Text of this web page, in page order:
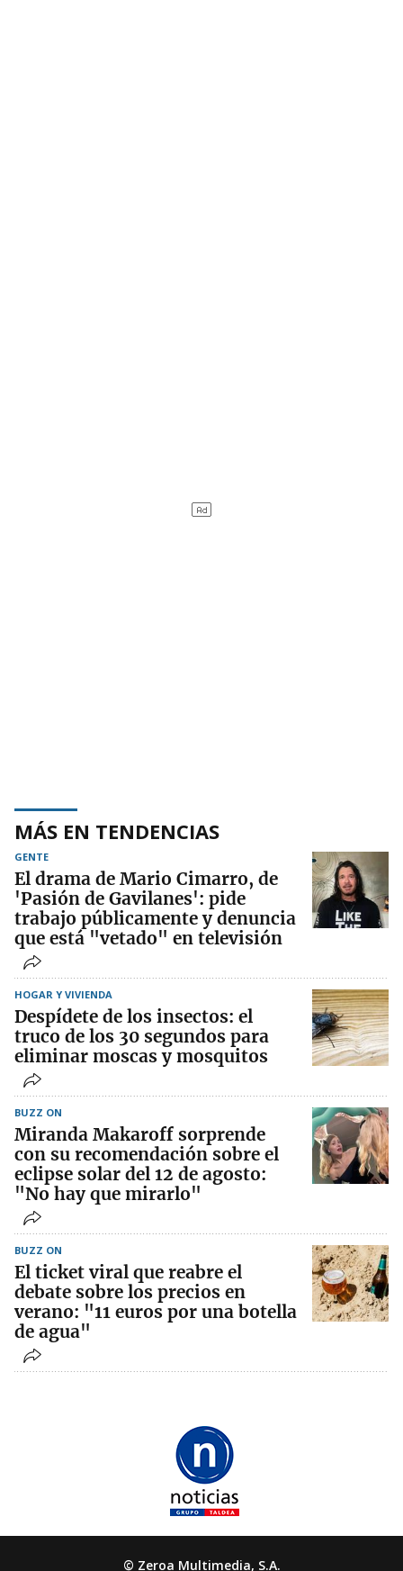
MÁS EN TENDENCIAS
GENTE
El drama de Mario Cimarro, de
'Pasión de Gavilanes': pide
trabajo públicamente y denuncia
que está "vetado" en televisión
HOGAR Y VIVIENDA
Despídete de los insectos: el
truco de los 30 segundos para
eliminar moscas y mosquitos
BUZZ ON
Miranda Makaroff sorprende
con su recomendación sobre el
eclipse solar del 12 de agosto:
"No hay que mirarlo"
BUZZ ON
El ticket viral que reabre el
debate sobre los precios en
verano: "11 euros por una botella
de agua"
© Zeroa Multimedia, S.A.